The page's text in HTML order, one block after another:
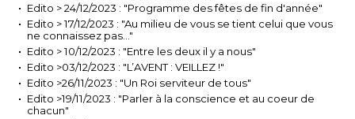
Edito > 24/12/2023 : "Programme des fêtes de fin d'année"
Edito > 17/12/2023 : "Au milieu de vous se tient celui que vous
ne connaissez pas…"
Edito > 10/12/2023 : "Entre les deux il y a nous"
Edito >03/12/2023 : "L’AVENT : VEILLEZ !"
Edito >26/11/2023 : "Un Roi serviteur de tous"
Edito >19/11/2023 : "Parler à la conscience et au coeur de
chacun"